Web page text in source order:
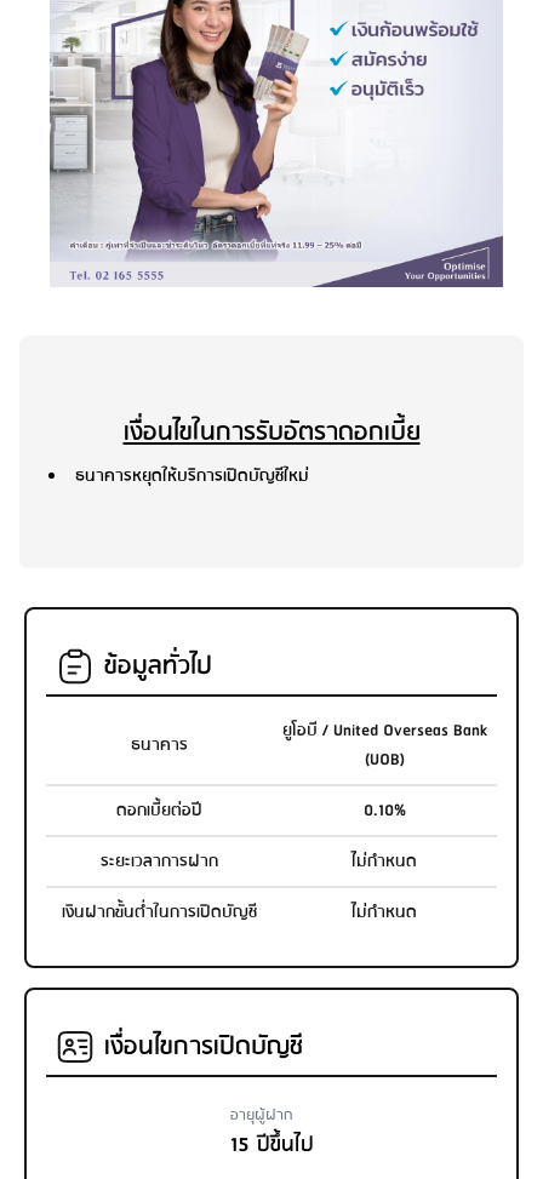
เงื่อนไขในการรับอัตราดอกเบี้ย
ธนาคารหยุดให้บริการเปิดบัญชีใหม่
ข้อมูลทั่วไป
ธนาคาร
ยูโอบี / United Overseas Bank
(UOB)
ดอกเบี้ยต่อปี
0.10%
ระยะเวลาการฝาก
ไม่กำหนด
เงินฝากขั้นต่ำในการเปิดบัญชี
ไม่กำหนด
เงื่อนไขการเปิดบัญชี
อายุผู้ฝาก
15 ปีขึ้นไป